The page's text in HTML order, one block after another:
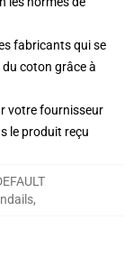
fabricants qui se
coton grâce à
votre fournisseur
le produit reçu
,